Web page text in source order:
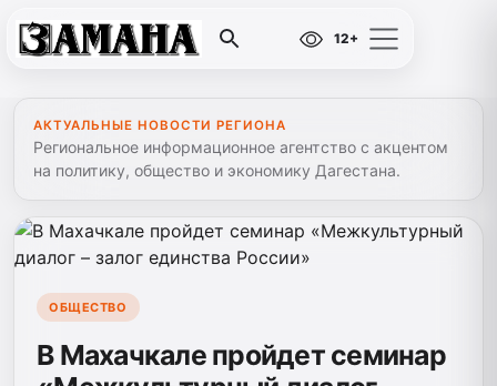
12+
АКТУАЛЬНЫЕ НОВОСТИ РЕГИОНА
Региональное информационное агентство с акцентом
на политику, общество и экономику Дагестана.
ОБЩЕСТВО
В Махачкале пройдет семинар